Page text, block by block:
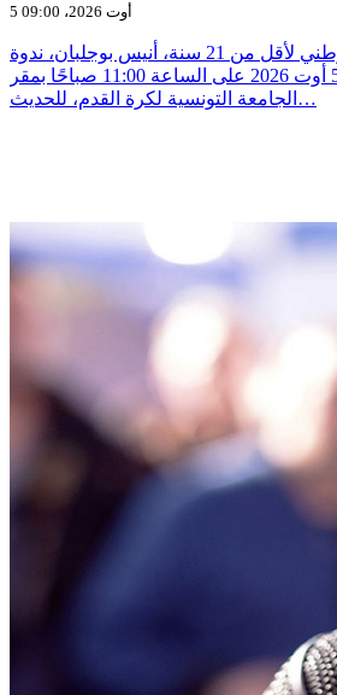
5 أوت 2026، 09:00
يعقد مدرب منتخبنا الوطني لأقل من 21 سنة، أنيس بوجلبان، ندوة
صحفية اليوم الأربعاء 5 أوت 2026 على الساعة 11:00 صباحًا بمقر
الجامعة التونسية لكرة القدم، للحديث…